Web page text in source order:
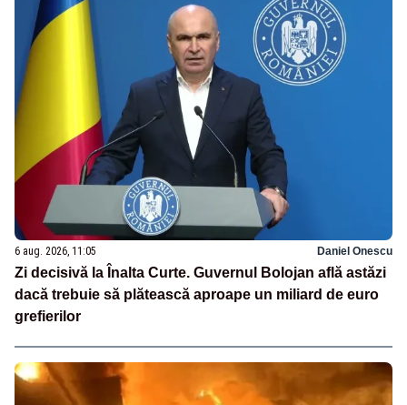
6 aug. 2026, 11:05 Daniel Onescu
Zi decisivă la Înalta Curte. Guvernul Bolojan află astăzi
dacă trebuie să plătească aproape un miliard de euro
grefierilor